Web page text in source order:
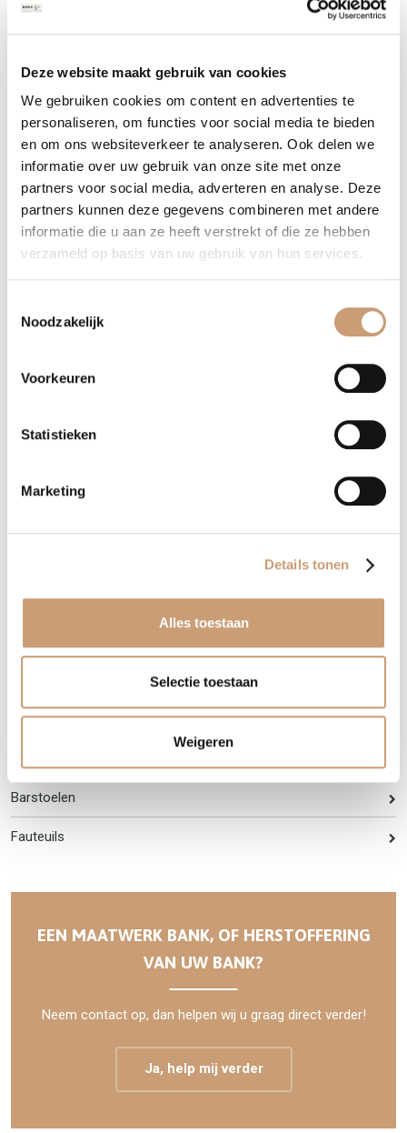
Deze website maakt gebruik van cookies
We gebruiken cookies om content en advertenties te
personaliseren, om functies voor social media te bieden
en om ons websiteverkeer te analyseren. Ook delen we
informatie over uw gebruik van onze site met onze
partners voor social media, adverteren en analyse. Deze
partners kunnen deze gegevens combineren met andere
informatie die u aan ze heeft verstrekt of die ze hebben
verzameld op basis van uw gebruik van hun services.
Noodzakelijk
Voorkeuren
Statistieken
Marketing
Details tonen
Alles toestaan
Selectie toestaan
Weigeren
Details eetkamerstoel Elburg
Breedte: 59 cm
Rughoogte: 94 cm
Armhoogte: 66 cm
Levertijden eetkamerstoel Elburg
vanaf het moment van bestellen. Bent u benieuwd naar de
of heeft u een andere vraag? Neem dan contact met ons op. U
kunt ons bereiken door het onderstaande contactformulier in te
vullen, u kunt een email aan ons toezenden of u kunt telefonisch
contact met ons opnemen via: 035-7513098
Terug naar het overzicht
Barstoelen
Fauteuils
EEN MAATWERK BANK, OF HERSTOFFERING
VAN UW BANK?
Neem contact op, dan helpen wij u graag direct verder!
Ja, help mij verder